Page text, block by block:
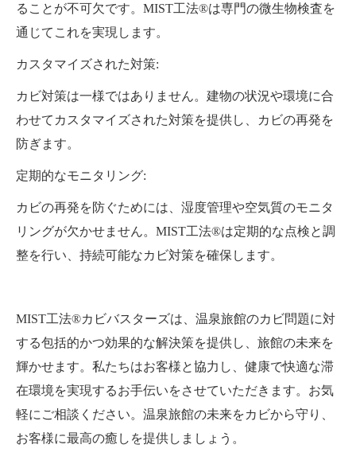
ることが不可欠です。MIST工法®は専門の微生物検査を
通じてこれを実現します。
カスタマイズされた対策:
カビ対策は一様ではありません。建物の状況や環境に合
わせてカスタマイズされた対策を提供し、カビの再発を
防ぎます。
定期的なモニタリング:
カビの再発を防ぐためには、湿度管理や空気質のモニタ
リングが欠かせません。MIST工法®は定期的な点検と調
整を行い、持続可能なカビ対策を確保します。
MIST工法®カビバスターズは、温泉旅館のカビ問題に対
する包括的かつ効果的な解決策を提供し、旅館の未来を
輝かせます。私たちはお客様と協力し、健康で快適な滞
在環境を実現するお手伝いをさせていただきます。お気
軽にご相談ください。温泉旅館の未来をカビから守り、
お客様に最高の癒しを提供しましょう。